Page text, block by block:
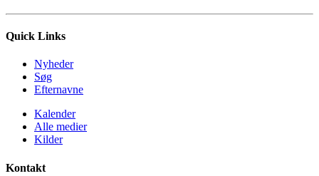
Quick Links
Nyheder
Søg
Efternavne
Kalender
Alle medier
Kilder
Kontakt